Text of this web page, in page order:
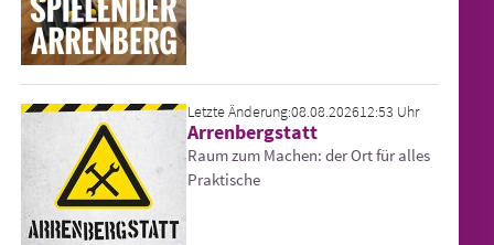
Letzte Änderung:08.08.202612:53 Uhr
Arrenbergstatt
Raum zum Machen: der Ort für alles
Praktische